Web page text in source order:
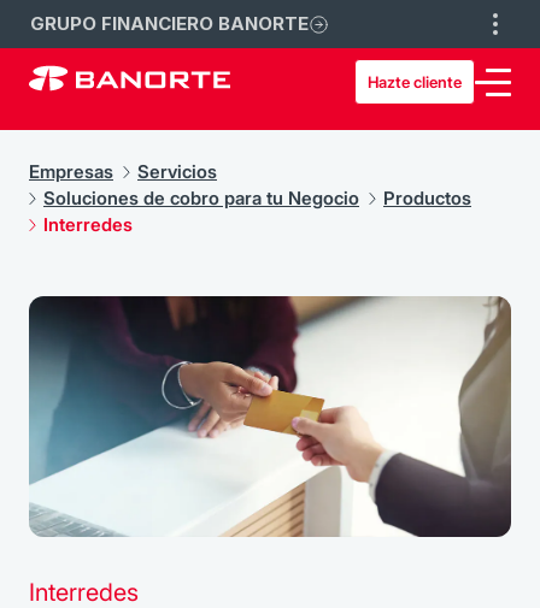
GRUPO FINANCIERO BANORTE
Hazte cliente
Empresas
Servicios
Soluciones de cobro para tu Negocio
Productos
Interredes
Interredes